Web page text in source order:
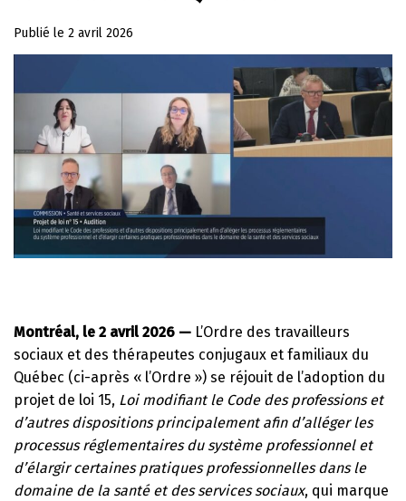
Publié le 2 avril 2026
Montréal, le 2 avril 2026 — L’Ordre des travailleurs
sociaux et des thérapeutes conjugaux et familiaux du
Québec (ci-après « l’Ordre ») se réjouit de l’adoption du
projet de loi 15, Loi modifiant le Code des professions et
d’autres dispositions principalement afin d’alléger les
processus réglementaires du système professionnel et
d’élargir certaines pratiques professionnelles dans le
domaine de la santé et des services sociaux, qui marque